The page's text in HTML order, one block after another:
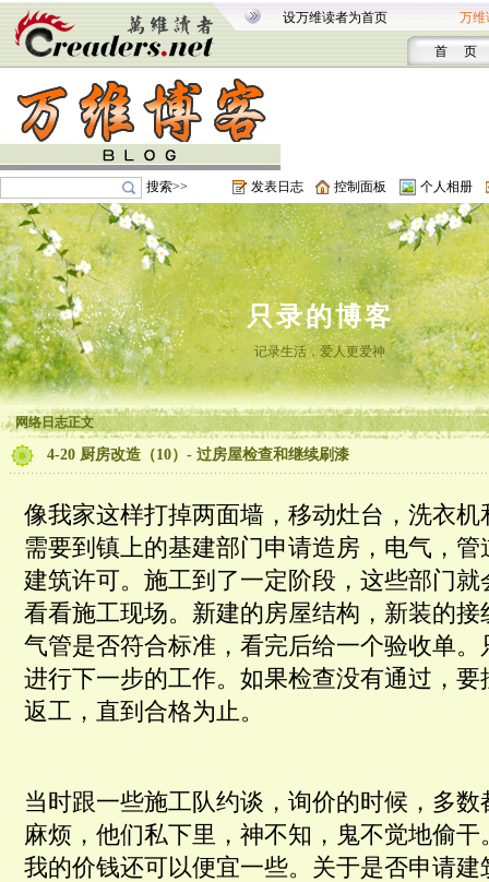
设万维读者为首页 万维
首 页
搜索>> 发表日志 控制面板 个人相册
只录的博客
记录生活，爱人更爱神
网络日志正文
4-20 厨房改造（10）- 过房屋检查和继续刷漆
像我家这样打掉两面墙，移动灶台，洗衣
需要到镇上的基建部门申请造房，电气，
建筑许可。施工到了一定阶段，这些部门
看看施工现场。新建的房屋结构，新装的
气管是否符合标准，看完后给一个验收单
进行下一步的工作。如果检查没有通过，
返工，直到合格为止。
当时跟一些施工队约谈，询价的时候，多
麻烦，他们私下里，神不知，鬼不觉地偷
我的价钱还可以便宜一些。关于是否申请